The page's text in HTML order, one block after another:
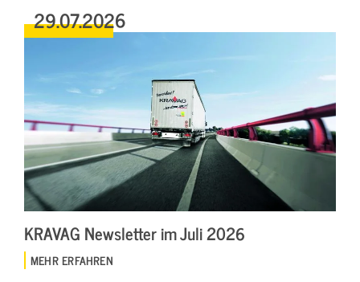
29.07.2026
KRAVAG Newsletter im Juli 2026
MEHR ERFAHREN